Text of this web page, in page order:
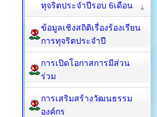
ทุจริตประจำปีรอบ 6เดือน
ข้อมูลเชิงสถิติเรื่องร้องเรียน
การทุจริตประจำปี
การเปิดโอกาสการมีส่วน
ร่วม
การเสริมสร้างวัฒนธรรม
องค์กร